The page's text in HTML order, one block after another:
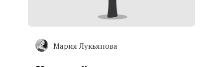
Мария Лукьянова